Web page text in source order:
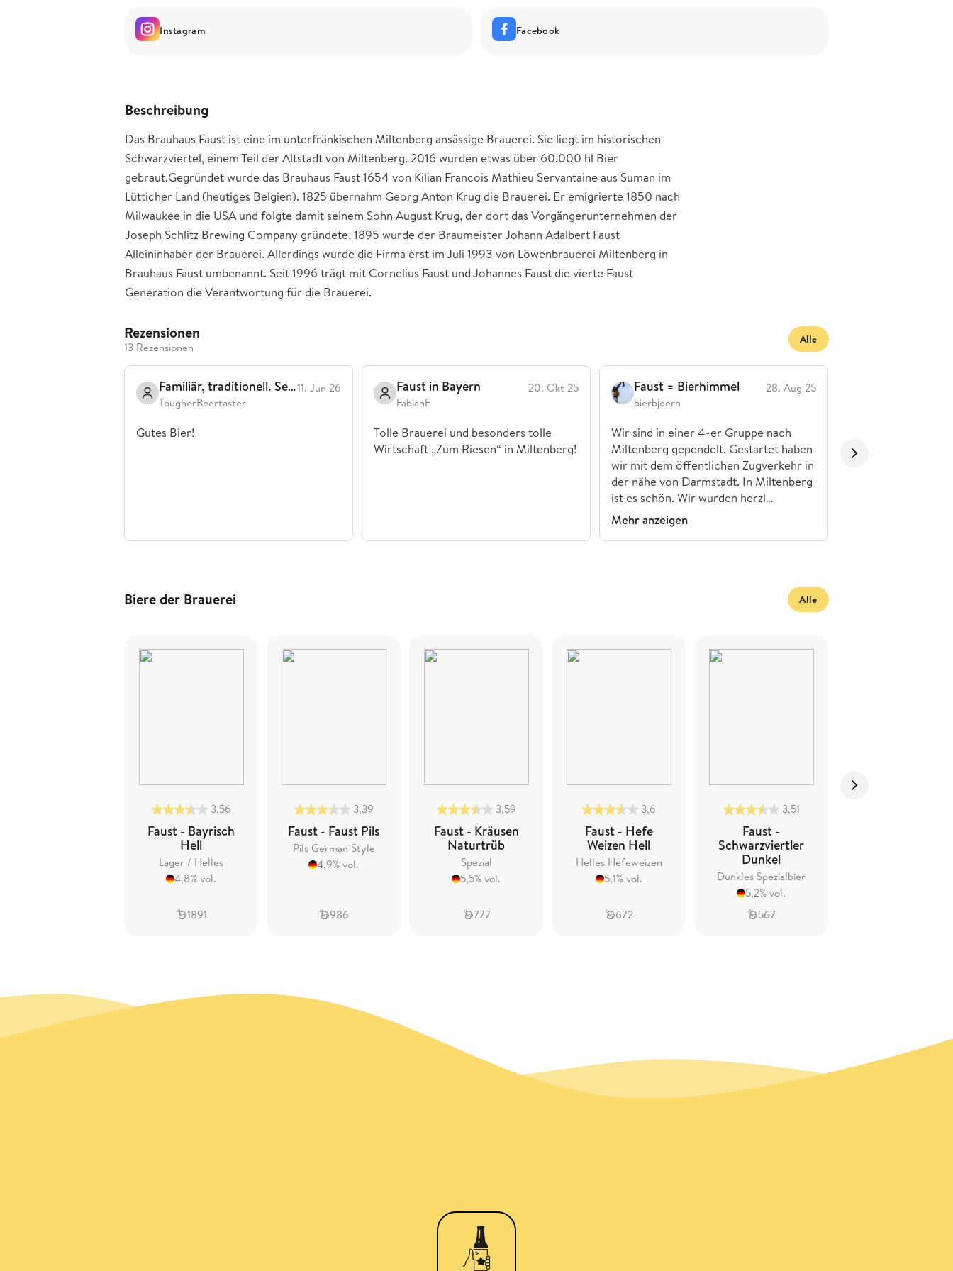
Instagram Facebook
Beschreibung
Das Brauhaus Faust ist eine im unterfränkischen Miltenberg ansässige Brauerei. Sie liegt im historischen
Schwarzviertel, einem Teil der Altstadt von Miltenberg. 2016 wurden etwas über 60.000 hl Bier
gebraut.Gegründet wurde das Brauhaus Faust 1654 von Kilian Francois Mathieu Servantaine aus Suman im
Lütticher Land (heutiges Belgien). 1825 übernahm Georg Anton Krug die Brauerei. Er emigrierte 1850 nach
Milwaukee in die USA und folgte damit seinem Sohn August Krug, der dort das Vorgängerunternehmen der
Joseph Schlitz Brewing Company gründete. 1895 wurde der Braumeister Johann Adalbert Faust
Alleininhaber der Brauerei. Allerdings wurde die Firma erst im Juli 1993 von Löwenbrauerei Miltenberg in
Brauhaus Faust umbenannt. Seit 1996 trägt mit Cornelius Faust und Johannes Faust die vierte Faust
Generation die Verantwortung für die Brauerei.
Rezensionen
13 Rezensionen
Alle
Familiär, traditionell. Seid 350 Jahren in Familienbesitz.
TougherBeertaster
11. Jun 26
Gutes Bier!
Faust in Bayern
FabianF
20. Okt 25
Tolle Brauerei und besonders tolle
Wirtschaft „Zum Riesen“ in Miltenberg!
Faust = Bierhimmel
bierbjoern
28. Aug 25
Wir sind in einer 4-er Gruppe nach
Miltenberg gependelt. Gestartet haben
wir mit dem öffentlichen Zugverkehr in
der nähe von Darmstadt. In Miltenberg
ist es schön. Wir wurden herzl…
Mehr anzeigen
Faust zu
Biere der Brauerei Alle
3,56
Faust - Bayrisch
Hell
Lager / Helles
4,8% vol.
1891
3,39
Faust - Faust Pils
Pils German Style
4,9% vol.
986
3,59
Faust - Kräusen
Naturtrüb
Spezial
5,5% vol.
777
3,6
Faust - Hefe
Weizen Hell
Helles Hefeweizen
5,1% vol.
672
3,51
Faust -
Schwarzviertler
Dunkel
Dunkles Spezialbier
5,2% vol.
567